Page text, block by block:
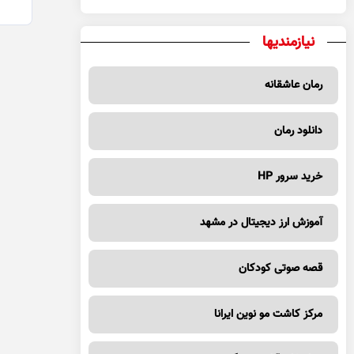
نیازمندیها
رمان عاشقانه
دانلود رمان
خرید سرور HP
آموزش ارز دیجیتال در مشهد
قصه صوتی کودکان
مرکز کاشت مو نوین ایرانا